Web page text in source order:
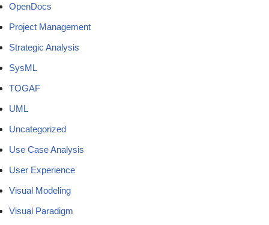
OpenDocs
Project Management
Strategic Analysis
SysML
TOGAF
UML
Uncategorized
Use Case Analysis
User Experience
Visual Modeling
Visual Paradigm